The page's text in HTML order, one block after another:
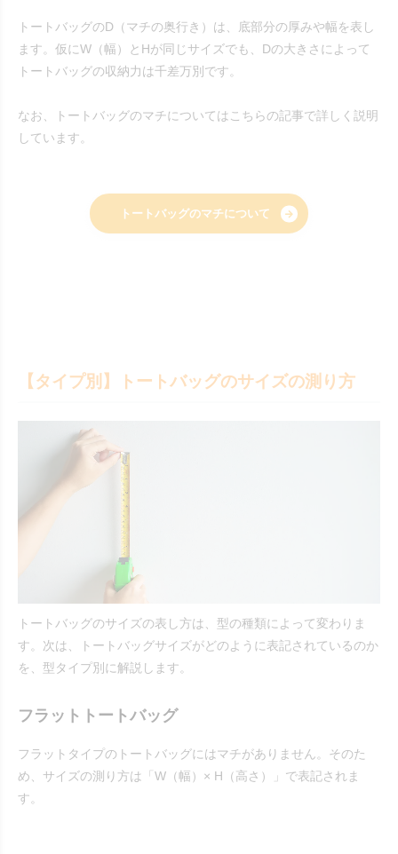
トートバッグのD（マチの奥行き）は、底部分の厚みや幅を表し
ます。仮にW（幅）とHが同じサイズでも、Dの大きさによって
トートバッグの収納力は千差万別です。
なお、トートバッグのマチについてはこちらの記事で詳しく説明
しています。
トートバッグのマチについて
【タイプ別】トートバッグのサイズの測り方
トートバッグのサイズの表し方は、型の種類によって変わりま
す。次は、トートバッグサイズがどのように表記されているのか
を、型タイプ別に解説します。
フラットトートバッグ
フラットタイプのトートバッグにはマチがありません。そのた
め、サイズの測り方は「W（幅）× H（高さ）」で表記されま
す。